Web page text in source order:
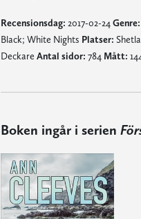
Recensionsdag: 2017-02-24 Genre:
Black; White Nights Platser:
Deckare Antal sidor: 784 Mått:
Boken ingår i serien